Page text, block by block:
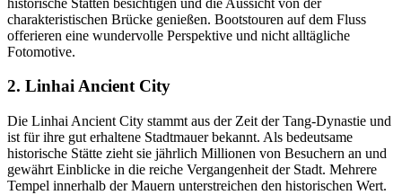
charakteristischen Brücke genießen. Bootstouren auf dem Fluss
offerieren eine wundervolle Perspektive und nicht alltägliche
Fotomotive.
2. Linhai Ancient City
Die Linhai Ancient City stammt aus der Zeit der Tang-Dynastie und
ist für ihre gut erhaltene Stadtmauer bekannt. Als bedeutsame
historische Stätte zieht sie jährlich Millionen von Besuchern an und
gewährt Einblicke in die reiche Vergangenheit der Stadt. Mehrere
Tempel innerhalb der Mauern unterstreichen den historischen Wert.